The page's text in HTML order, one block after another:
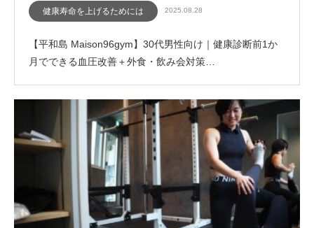
健康寿命を上げるためには 2025.08.28
【平和島 Maison96gym】30代男性向け｜健康診断前1か
月でできる血圧改善＋外食・飲み会対策…